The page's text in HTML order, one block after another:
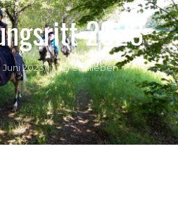
2023
Juni 2023 Stallleben